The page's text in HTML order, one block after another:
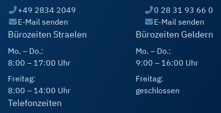
+49 2834 2049
E-Mail senden
0 28 31 93 66 0
E-Mail senden
Bürozeiten Straelen
Mo. – Do.:
8:00 – 17:00 Uhr
Freitag:
8:00 – 14:00 Uhr
Bürozeiten Geldern
Mo. – Do.:
9:00 – 16:00 Uhr
Freitag:
geschlossen
Telefonzeiten